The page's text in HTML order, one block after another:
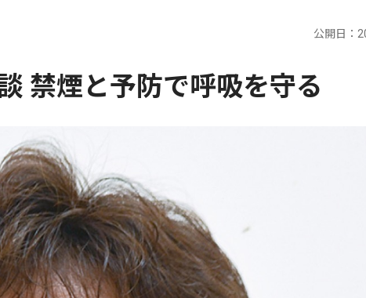
公開日：
禁煙と予防で呼吸を守る